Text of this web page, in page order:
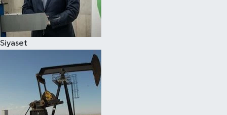
Siyaset
Spor
Çocuk
Eğitim